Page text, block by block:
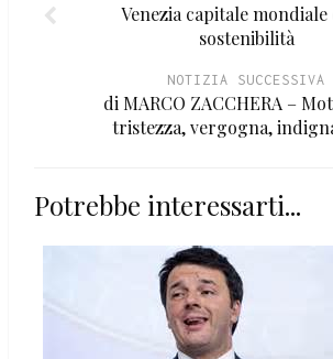
Venezia capitale mondiale
sostenibilità
NOTIZIA SUCCESSIVA
di MARCO ZACCHERA –
tristezza, vergogna,
Potrebbe interessarti...